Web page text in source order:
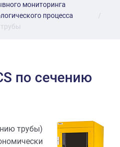
мониторинга
процесса
по сечению
трубы)